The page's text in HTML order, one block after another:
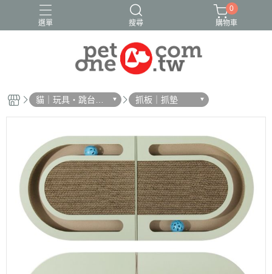
選單 搜尋
0
購物車
貓｜玩具・跳台・
抓板
抓板｜抓墊